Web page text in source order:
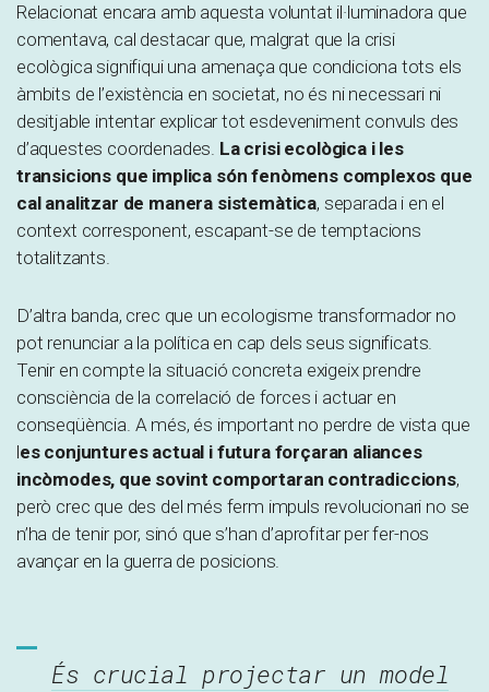
Relacionat encara amb aquesta voluntat il·luminadora que
comentava, cal destacar que, malgrat que la crisi
ecològica signifiqui una amenaça que condiciona tots els
àmbits de l’existència en societat, no és ni necessari ni
desitjable intentar explicar tot esdeveniment convuls des
d’aquestes coordenades. La crisi ecològica i les
transicions que implica són fenòmens complexos que
cal analitzar de manera sistemàtica, separada i en el
context corresponent, escapant-se de temptacions
totalitzants.
D’altra banda, crec que un ecologisme transformador no
pot renunciar a la política en cap dels seus significats.
Tenir en compte la situació concreta exigeix prendre
consciència de la correlació de forces i actuar en
conseqüència. A més, és important no perdre de vista que
les conjuntures actual i futura forçaran aliances
incòmodes, que sovint comportaran contradiccions,
però crec que des del més ferm impuls revolucionari no se
n’ha de tenir por, sinó que s’han d’aprofitar per fer-nos
avançar en la guerra de posicions.
És crucial projectar un model